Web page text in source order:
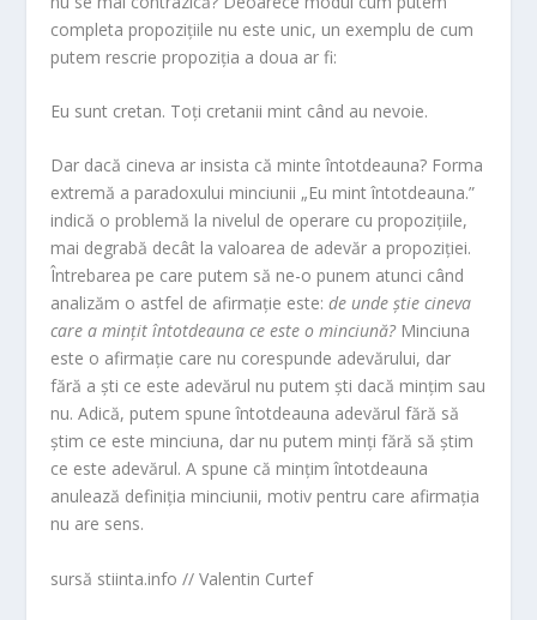
completa propozițiile nu este unic, un exemplu de cum
putem rescrie propoziția a doua ar fi:
Eu sunt cretan. Toți cretanii mint când au nevoie.
Dar dacă cineva ar insista că minte întotdeauna? Forma
extremă a paradoxului minciunii „Eu mint întotdeauna.”
indică o problemă la nivelul de operare cu propozițiile,
mai degrabă decât la valoarea de adevăr a propoziției.
Întrebarea pe care putem să ne-o punem atunci când
analizăm o astfel de afirmație este:de unde știe cineva
care a mințit întotdeauna ce este o minciună?Minciuna
este o afirmație care nu corespunde adevărului, dar
fără a ști ce este adevărul nu putem ști dacă mințim sau
nu. Adică, putem spune întotdeauna adevărul fără să
știm ce este minciuna, dar nu putem minți fără să știm
ce este adevărul. A spune că mințim întotdeauna
anulează definiția minciunii, motiv pentru care afirmația
nu are sens.
sursă stiinta.info // Valentin Curtef